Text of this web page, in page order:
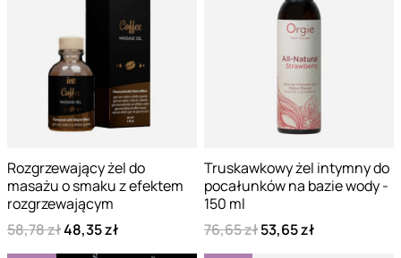
Rozgrzewający żel do
masażu o smaku z efektem
rozgrzewającym
58,78 zł48,35 zł
Truskawkowy żel intymny do
pocałunków na bazie wody -
150 ml
76,65 zł53,65 zł